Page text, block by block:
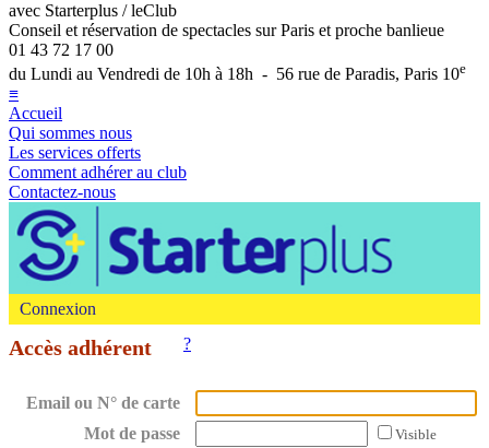
avec Starterplus / leClub
Conseil et réservation de spectacles sur Paris et proche banlieue
01 43 72 17 00
du Lundi au Vendredi de 10h à 18h - 56 rue de Paradis, Paris 10e
≡
Accueil
Qui sommes nous
Les services offerts
Comment adhérer au club
Contactez-nous
Connexion
Accès adhérent ?
Email ou N° de carte
Mot de passe
Visible